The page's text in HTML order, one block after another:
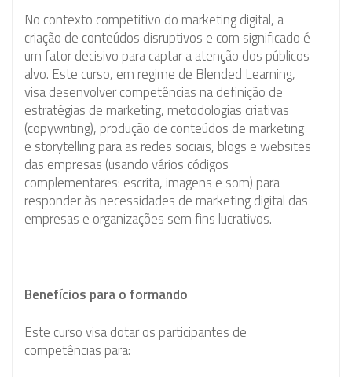
No contexto competitivo do marketing digital, a
criação de conteúdos disruptivos e com significado é
um fator decisivo para captar a atenção dos públicos
alvo. Este curso, em regime de Blended Learning,
visa desenvolver competências na definição de
estratégias de marketing, metodologias criativas
(copywriting), produção de conteúdos de marketing
e storytelling para as redes sociais, blogs e websites
das empresas (usando vários códigos
complementares: escrita, imagens e som) para
responder às necessidades de marketing digital das
empresas e organizações sem fins lucrativos.
Benefícios para o formando
Este curso visa dotar os participantes de
competências para: